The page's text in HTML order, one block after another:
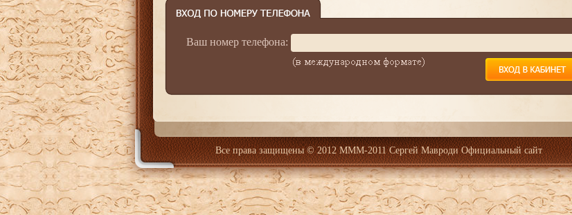
Ваш номер телефона:
Все права защищены© 2012 МММ-2011 Сергей Мавроди Официальный сайт